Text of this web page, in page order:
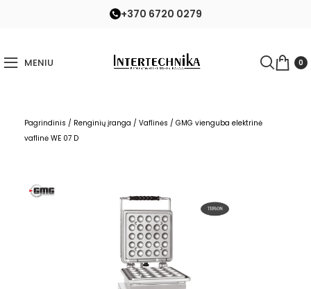
+370 6720 0279
MENIU 0
Pagrindinis / Renginių įranga / Vaflinės / GMG vienguba elektrinė
vaflinė WE 07 D